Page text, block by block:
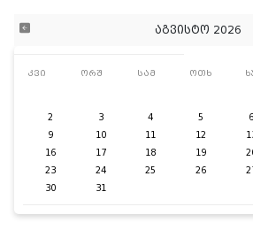
აგვისტო 2026
კვი ორშ სამ ოთხ
2
3 4 5 6
9
10 11 12
16
17 18 19
23
24 25 26
30
31